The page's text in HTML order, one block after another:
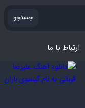
جستجو
ارتباط با ما